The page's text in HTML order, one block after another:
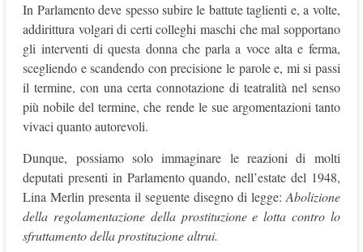
In Parlamento deve spesso subire le battute taglienti e, a volte,
addirittura volgari di certi colleghi maschi che mal sopportano
gli interventi di questa donna che parla a voce alta e ferma,
scegliendo e scandendo con precisione le parole e, mi si passi
il termine, con una certa connotazione di teatralità nel senso
più nobile del termine, che rende le sue argomentazioni tanto
vivaci quanto autorevoli.
Dunque, possiamo solo immaginare le reazioni di molti
deputati presenti in Parlamento quando, nell’estate del 1948,
Lina Merlin presenta il seguente disegno di legge: Abolizione
della regolamentazione della prostituzione e lotta contro lo
sfruttamento della prostituzione altrui.